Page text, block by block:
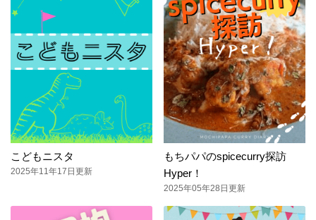
こどもニスタ
2025年11年17日更新
もちパパのspicecurry探訪
Hyper！
2025年05年28日更新